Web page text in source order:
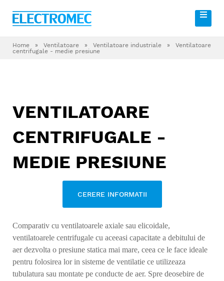
Home » Ventilatoare » Ventilatoare industriale »
Ventilatoare
centrifugale - medie presiune
VENTILATOARE
CENTRIFUGALE -
MEDIE PRESIUNE
CERERE INFORMATII
Comparativ cu ventilatoarele axiale sau elicoidale,
ventilatoarele centrifugale cu aceeasi capacitate a debitului de
aer dezvolta o presiune statica mai mare, ceea ce le face ideale
pentru folosirea lor in sisteme de ventilatie ce utilizeaza
tubulatura sau montate pe conducte de aer. Spre deosebire de